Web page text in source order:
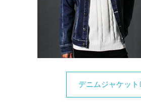
デニムジャケット